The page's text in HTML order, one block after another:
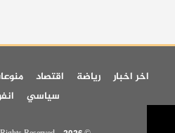
اخر اخبار رياضة اقتصاد
سياسي